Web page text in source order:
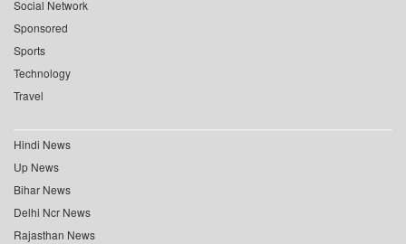
Social Network
Sponsored
Sports
Technology
Travel
Hindi News
Up News
Bihar News
Delhi Ncr News
Rajasthan News